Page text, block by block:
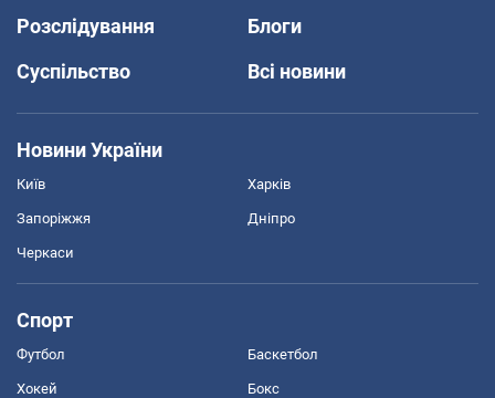
Розслідування
Блоги
Суспільство
Всі новини
Новини України
Київ Харків
Запоріжжя Дніпро
Черкаси
Спорт
Футбол Баскетбол
Хокей Бокс